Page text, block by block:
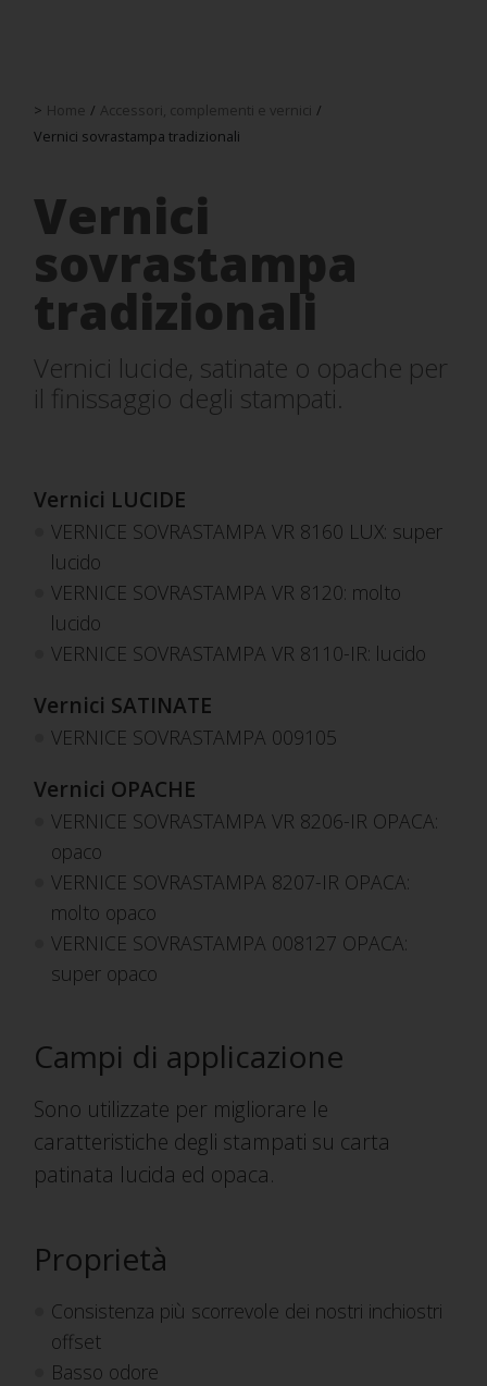
> Home / Accessori, complementi e vernici /
Vernici sovrastampa tradizionali
Vernici
sovrastampa
tradizionali
Vernici lucide, satinate o opache per
il finissaggio degli stampati.
Vernici LUCIDE
VERNICE SOVRASTAMPA VR 8160 LUX: super
lucido
VERNICE SOVRASTAMPA VR 8120: molto
lucido
VERNICE SOVRASTAMPA VR 8110-IR: lucido
Vernici SATINATE
VERNICE SOVRASTAMPA 009105
Vernici OPACHE
VERNICE SOVRASTAMPA VR 8206-IR OPACA:
opaco
VERNICE SOVRASTAMPA 8207-IR OPACA:
molto opaco
VERNICE SOVRASTAMPA 008127 OPACA:
super opaco
Campi di applicazione
Sono utilizzate per migliorare le
caratteristiche degli stampati su carta
patinata lucida ed opaca.
Proprietà
Consistenza più scorrevole dei nostri inchiostri
offset
Basso odore